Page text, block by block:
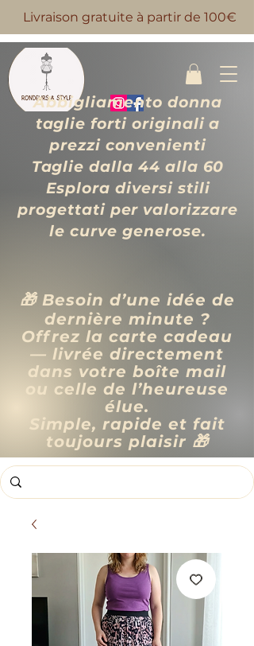
Livraison gratuite à partir de 100€
Abbigliamento donna
taglie forti originali a
prezzi convenienti
Taglie dalla 44 alla 60
Esplora diversi stili
progettati per valorizzare
le curve generose.
🎁 Besoin d’une idée de
dernière minute ?
Offrez la carte cadeau
— livrée directement
dans votre boîte mail
ou celle de l’heureuse
élue.
Simple, rapide et fait
toujours plaisir 🎁